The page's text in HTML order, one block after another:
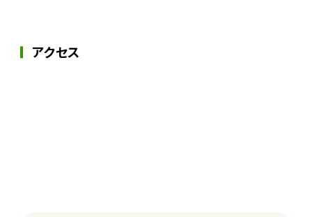
アクセス